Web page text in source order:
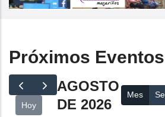
Próximos Eventos
Hoy
AGOSTO
DE 2026
Mes